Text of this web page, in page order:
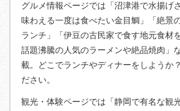
グルメ情報ページでは「沼津港で水揚げ
味わえる一度は食べたい金目鯛」「絶景
ランチ」「伊豆の古民家で食す地元食材
話題沸騰の人気のラーメンや絶品焼肉」
載。どこでランチやディナーをしようか
ださい。
観光・体験ページでは「静岡で有名な観